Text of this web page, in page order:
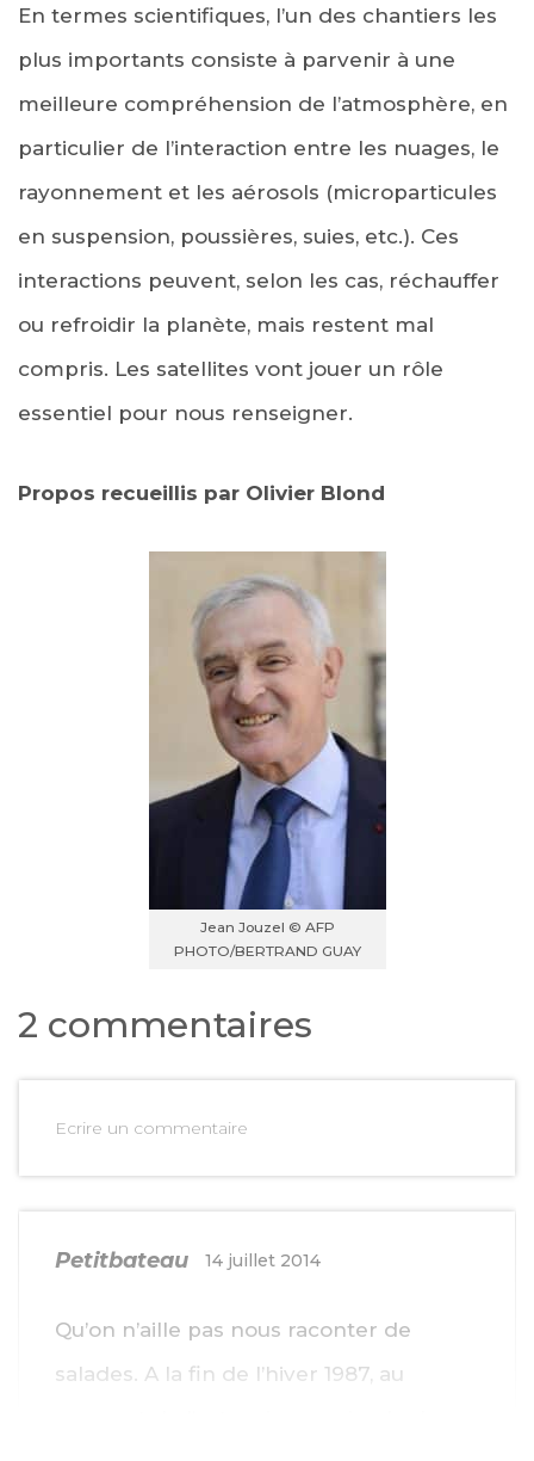
En termes scientifiques, l’un des chantiers les
plus importants consiste à parvenir à une
meilleure compréhension de l’atmosphère, en
particulier de l’interaction entre les nuages, le
rayonnement et les aérosols (microparticules
en suspension, poussières, suies, etc.). Ces
interactions peuvent, selon les cas, réchauffer
ou refroidir la planète, mais restent mal
compris. Les satellites vont jouer un rôle
essentiel pour nous renseigner.
Propos recueillis par Olivier Blond
Jean Jouzel © AFP
PHOTO/BERTRAND GUAY
2 commentaires
Ecrire un commentaire
Petitbateau 14 juillet 2014
Qu’on n’aille pas nous raconter de
salades. A la fin de l’hiver 1987, au